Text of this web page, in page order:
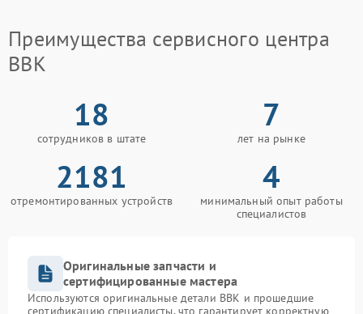
Преимущества сервисного центра
BBK
18
сотрудников в штате
7
лет на рынке
2181
отремонтированных устройств
4
минимальный опыт работы
специалистов
Оригинальные запчасти и
сертифицированные мастера
Используются оригинальные детали BBK и прошедшие
сертификацию специалисты, что гарантирует корректную